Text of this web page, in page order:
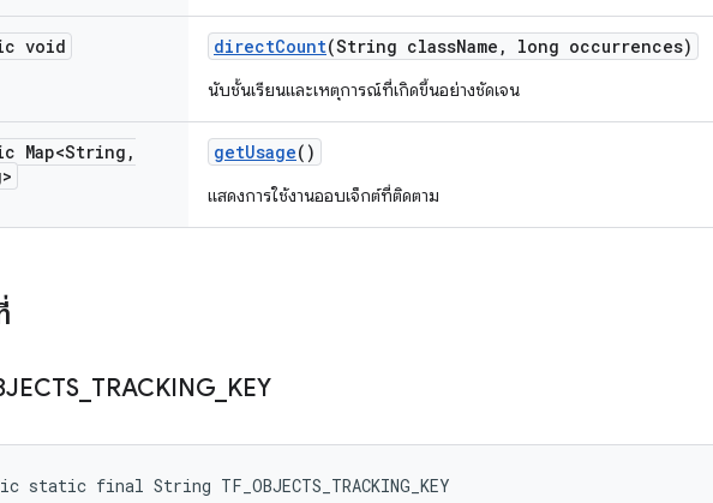
void directCount(String className , long occurrences)
นับชั้นเรียนและเหตุการณ์ที่เกิดขึ้นอย่างชัดเจน
Map<String ,
getUsage()
แสดงการใช้งานออบเจ็กต์ที่ติดตาม
TRACKING KEY
static final String TF_OBJECTS_TRACKING_KEY